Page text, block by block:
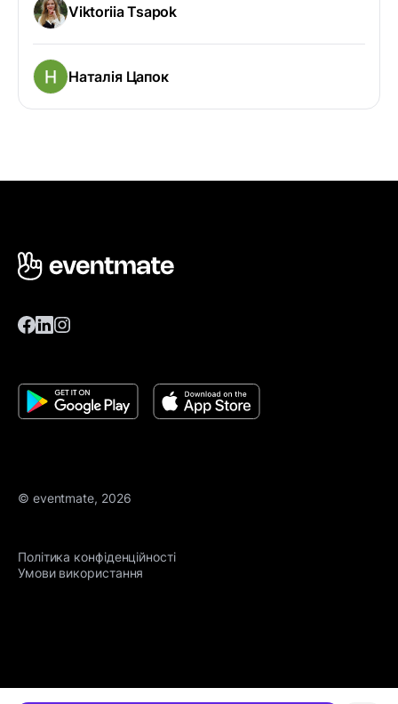
Viktoriia Tsapok
Наталія Цапок
© eventmate, 2026
Політика конфіденційності
Умови використання